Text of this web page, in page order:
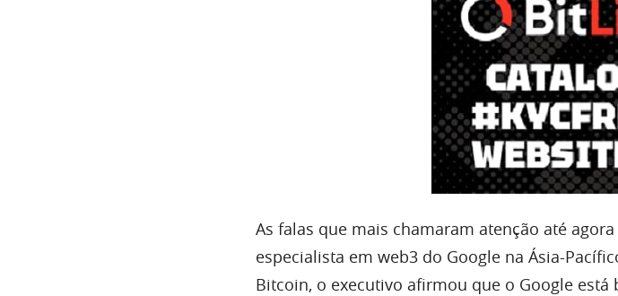
As falas que mais chamaram atenção até
especialista em web3 do Google na Ásia-
Bitcoin, o executivo afirmou que o Google está